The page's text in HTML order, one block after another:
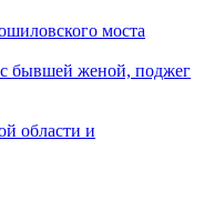
моста
бывшей женой, поджег
области и